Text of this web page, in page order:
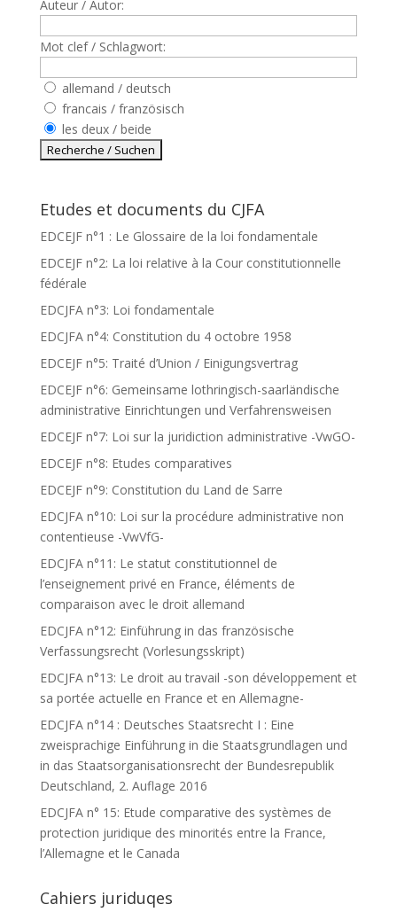
Auteur / Autor:
Mot clef / Schlagwort:
allemand / deutsch
francais / französisch
les deux / beide
Etudes et documents du CJFA
EDCEJF n°1 : Le Glossaire de la loi fondamentale
EDCEJF n°2: La loi relative à la Cour constitutionnelle
fédérale
EDCJFA n°3: Loi fondamentale
EDCJFA n°4: Constitution du 4 octobre 1958
EDCEJF n°5: Traité d’Union / Einigungsvertrag
EDCEJF n°6: Gemeinsame lothringisch-saarländische
administrative Einrichtungen und Verfahrensweisen
EDCEJF n°7: Loi sur la juridiction administrative -VwGO-
EDCEJF n°8: Etudes comparatives
EDCEJF n°9: Constitution du Land de Sarre
EDCJFA n°10: Loi sur la procédure administrative non
contentieuse -VwVfG-
EDCJFA n°11: Le statut constitutionnel de
l’enseignement privé en France, éléments de
comparaison avec le droit allemand
EDCJFA n°12: Einführung in das französische
Verfassungsrecht (Vorlesungsskript)
EDCJFA n°13: Le droit au travail -son développement et
sa portée actuelle en France et en Allemagne-
EDCJFA n°14 : Deutsches Staatsrecht I : Eine
zweisprachige Einführung in die Staatsgrundlagen und
in das Staatsorganisationsrecht der Bundesrepublik
Deutschland, 2. Auflage 2016
EDCJFA n° 15: Etude comparative des systèmes de
protection juridique des minorités entre la France,
l’Allemagne et le Canada
Cahiers juriduqes